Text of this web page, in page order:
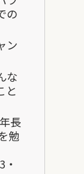
の
ン
な
と
長
勉